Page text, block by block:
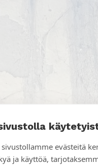
evästeitä
ja käyttöä,